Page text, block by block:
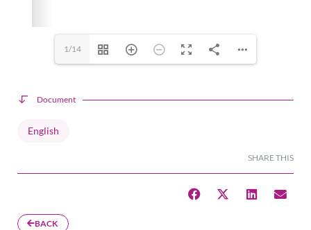
1/14
English
Document
SHARE THIS
BACK